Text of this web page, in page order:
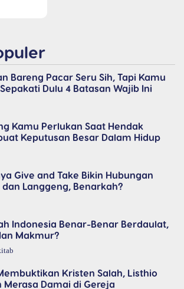
Bareng Pacar Seru Sih, Tapi Kamu
Dulu 4 Batasan Wajib Ini
Kamu Perlukan Saat Hendak
Keputusan Besar Dalam Hidup
Give and Take Bikin Hubungan
dan Langgeng, Benarkah?
Indonesia Benar-Benar Berdaulat,
Makmur?
Kristen Salah, Listhio
Merasa Damai di Gereja